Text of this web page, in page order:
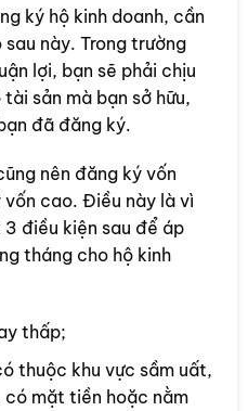
ký hộ kinh doanh, cần
này. Trong trường
lợi, bạn sẽ phải chịu
sản mà bạn sở hữu,
đã đăng ký.
nên đăng ký vốn
cao. Điều này là vì
điều kiện sau để áp
tháng cho hộ kinh
thấp;
thuộc khu vực sầm uất,
mặt tiền hoặc nằm